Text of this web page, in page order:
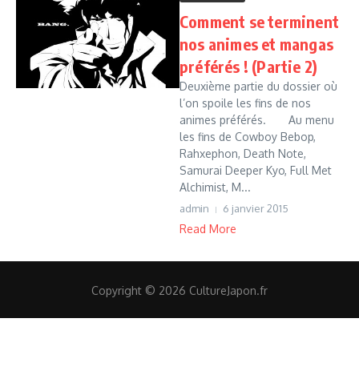
Comment se terminent
nos animes et mangas
préférés ! (Partie 2)
Deuxième partie du dossier où
l’on spoile les fins de nos
animes préférés. Au menu
les fins de Cowboy Bebop,
Rahxephon, Death Note,
Samurai Deeper Kyo, Full Met
Alchimist, M...
admin 6 janvier 2015
Read More